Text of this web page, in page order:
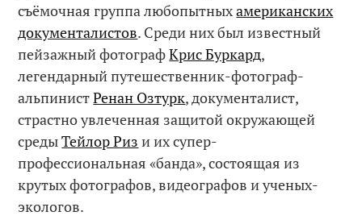
съёмочная группа любопытныхамериканских
документалистов. Среди них был известный
пейзажный фотографКрис Буркард,
легендарный путешественник-фотограф-
альпинистРенан Озтурк, документалист,
страстно увлеченная защитой окружающей
средыТейлор Риз и их супер-
профессиональная «банда», состоящая из
крутых фотографов, видеографов и ученых-
экологов.